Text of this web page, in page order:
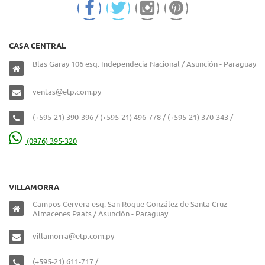
CASA CENTRAL
Blas Garay 106 esq. Independecia Nacional / Asunción - Paraguay
ventas@etp.com.py
(+595-21) 390-396 / (+595-21) 496-778 / (+595-21) 370-343 /
(0976) 395-320
VILLAMORRA
Campos Cervera esq. San Roque González de Santa Cruz –
Almacenes Paats / Asunción - Paraguay
villamorra@etp.com.py
(+595-21) 611-717 /